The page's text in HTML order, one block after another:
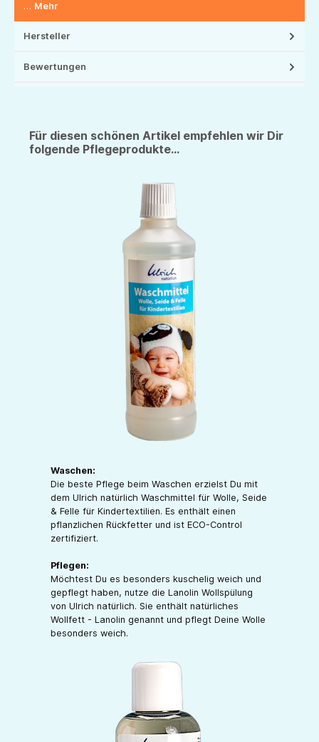
… Mehr
Hersteller
Bewertungen
Für diesen schönen Artikel empfehlen wir Dir
folgende Pflegeprodukte...
Waschen:
Die beste Pflege beim Waschen erzielst Du mit
dem Ulrich natürlich Waschmittel für Wolle, Seide
& Felle für Kindertextilien. Es enthält einen
pflanzlichen Rückfetter und ist ECO-Control
zertifiziert.
Pflegen:
Möchtest Du es besonders kuschelig weich und
gepflegt haben, nutze die Lanolin Wollspülung
von Ulrich natürlich. Sie enthält natürliches
Wollfett - Lanolin genannt und pflegt Deine Wolle
besonders weich.